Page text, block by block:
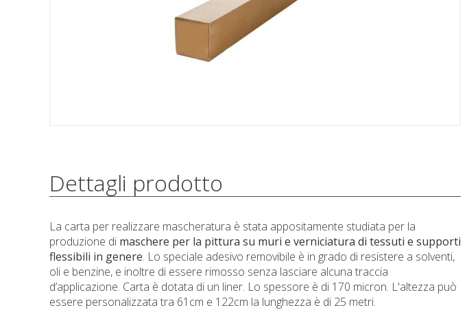
Dettagli prodotto
La carta per realizzare mascheratura è stata appositamente studiata per la
produzione di maschere per la pittura su muri e verniciatura di tessuti e supporti
flessibili in genere. Lo speciale adesivo removibile è in grado di resistere a solventi,
oli e benzine, e inoltre di essere rimosso senza lasciare alcuna traccia
d’applicazione. Carta è dotata di un liner. Lo spessore è di 170 micron. L'altezza può
essere personalizzata tra 61cm e 122cm la lunghezza è di 25 metri.